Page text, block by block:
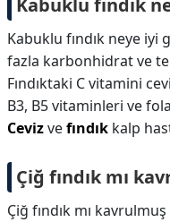
Kabuklu fındık
Kabuklu fındık neye iyi
fazla karbonhidrat ve
Fındıktaki C vitamini
B3, B5 vitaminleri ve
Cevizvefındık kalp
Çiğ fındık mı
Çiğ fındık mı kavrulmuş